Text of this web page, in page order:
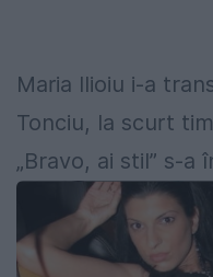
Maria Ilioiu i-a
Tonciu, la scurt
„Bravo, ai stil” s-a